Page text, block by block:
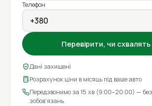
Телефон
Перевірити, чи
Дані захищені
Розрахунок ціни в місяць під ваше авто
Передзвонимо за 15 хв (9:00–20:00) —
зобов'язань